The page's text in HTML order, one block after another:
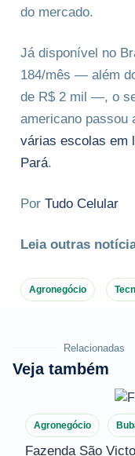
do mercado.
Já disponível no
184/mês — além
de R$ 2 mil —, o
americano passou
várias escolas em
Pará.
Por Tudo Celular
Leia outras
Agronegócio
Relacionadas
Veja também
Agronegócio
Fazenda São